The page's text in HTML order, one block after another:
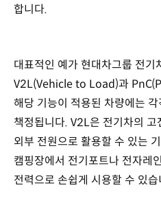
합니다.
대표적인 예가 현대차그룹 전기
V2L(Vehicle to Load)과
해당 기능이 적용된 차량에는
책정됩니다. V2L은 전기차의
외부 전원으로 활용할 수 있는
캠핑장에서 전기포트나 전자레
전력으로 손쉽게 시용할 수 있습